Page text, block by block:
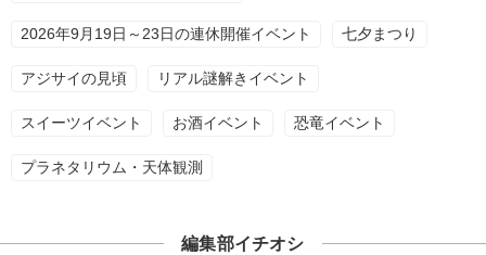
2026年9月19日～23日の連休開催イベント 七夕まつり
アジサイの見頃 リアル謎解きイベント
スイーツイベント お酒イベント 恐竜イベント
プラネタリウム・天体観測
編集部イチオシ